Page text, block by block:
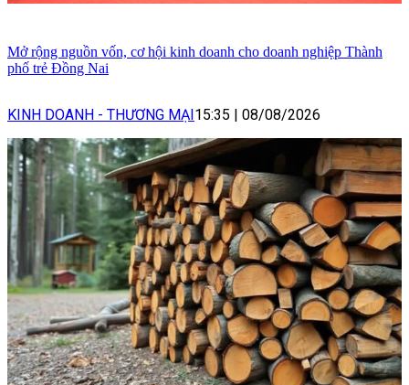
Mở rộng nguồn vốn, cơ hội kinh doanh cho doanh nghiệp Thành
phố trẻ Đồng Nai
KINH DOANH - THƯƠNG MẠI 15:35 08/08/2026